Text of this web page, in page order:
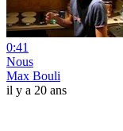
0:41
Nous
Max Bouli
il y a 20 ans